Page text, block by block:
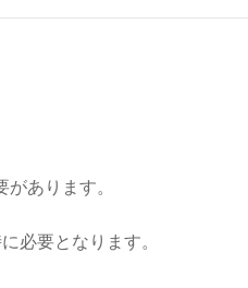
あります。
必要となります。